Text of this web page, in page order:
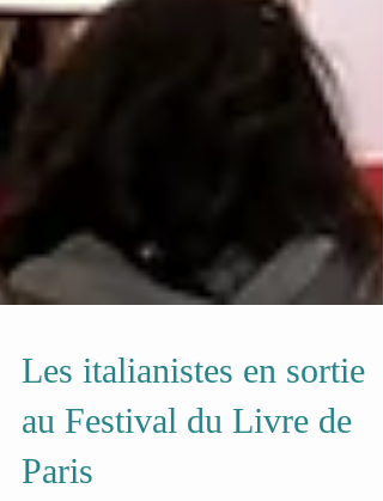
Les italianistes en sortie